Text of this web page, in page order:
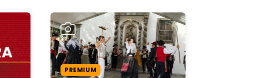
PREMIUM